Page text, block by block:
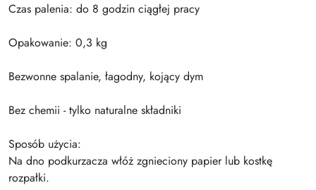
Czas palenia: do 8 godzin ciągłej pracy
Opakowanie: 0,3 kg
Bezwonne spalanie, łagodny, kojący dym
Bez chemii - tylko naturalne składniki
Sposób użycia:
Na dno podkurzacza włóż zgnieciony papier lub kostkę
rozpałki.